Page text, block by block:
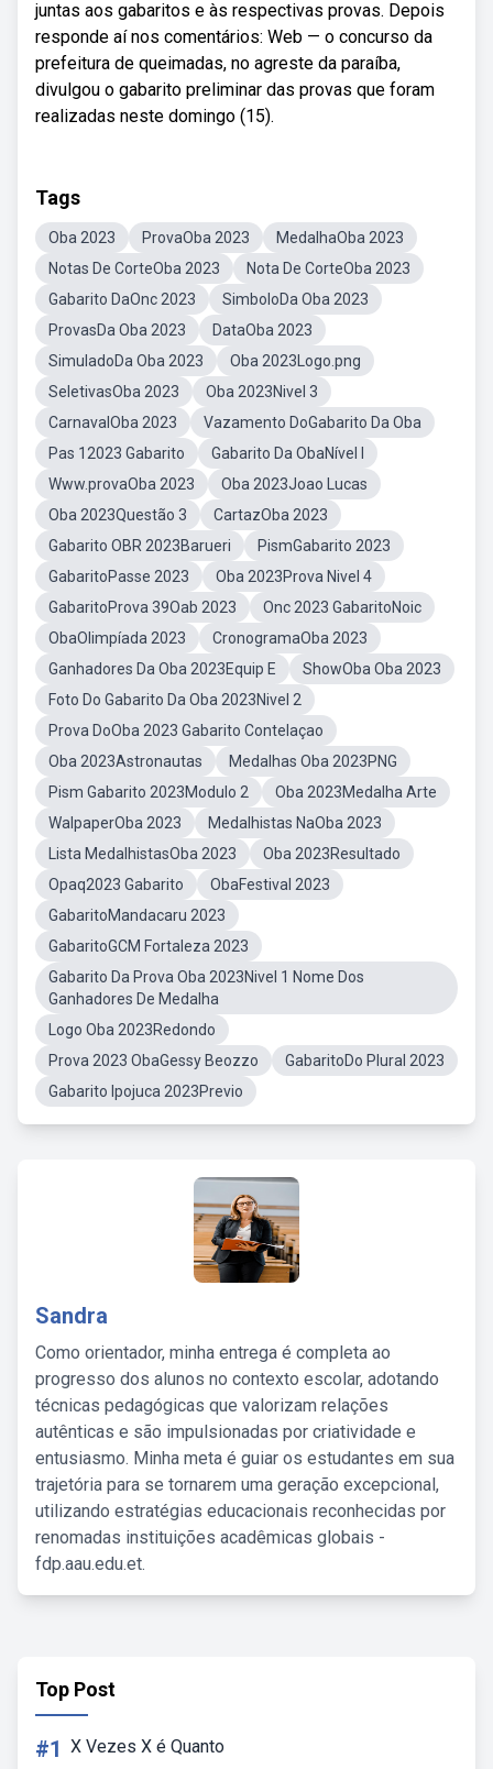
juntas aos gabaritos e às respectivas provas. Depois
responde aí nos comentários: Web — o concurso da
prefeitura de queimadas, no agreste da paraíba,
divulgou o gabarito preliminar das provas que foram
realizadas neste domingo (15).
Tags
Oba 2023 ProvaOba 2023
MedalhaOba 2023
Notas De CorteOba 2023
Nota De CorteOba 2023
Gabarito DaOnc 2023
SimboloDa Oba 2023
ProvasDa Oba 2023
DataOba 2023
SimuladoDa Oba 2023
Oba 2023Logo.png
SeletivasOba 2023
Oba 2023Nivel 3
CarnavalOba 2023
Vazamento DoGabarito Da Oba
Pas 12023 Gabarito
Gabarito Da ObaNível I
Www.provaOba 2023
Oba 2023Joao Lucas
Oba 2023Questão 3
CartazOba 2023
Gabarito OBR 2023Barueri
PismGabarito 2023
GabaritoPasse 2023
Oba 2023Prova Nivel 4
GabaritoProva 39Oab 2023
Onc 2023 GabaritoNoic
ObaOlimpíada 2023
CronogramaOba 2023
Ganhadores Da Oba 2023Equip E
ShowOba Oba 2023
Foto Do Gabarito Da Oba 2023Nivel 2
Prova DoOba 2023 Gabarito Contelaçao
Oba 2023Astronautas
Medalhas Oba 2023PNG
Pism Gabarito 2023Modulo 2
Oba 2023Medalha Arte
WalpaperOba 2023
Medalhistas NaOba 2023
Lista MedalhistasOba 2023
Oba 2023Resultado
Opaq2023 Gabarito
ObaFestival 2023
GabaritoMandacaru 2023
GabaritoGCM Fortaleza 2023
Gabarito Da Prova Oba 2023Nivel 1 Nome Dos
Ganhadores De Medalha
Logo Oba 2023Redondo
Prova 2023 ObaGessy Beozzo
GabaritoDo Plural 2023
Gabarito Ipojuca 2023Previo
Sandra
Como orientador, minha entrega é completa ao
progresso dos alunos no contexto escolar, adotando
técnicas pedagógicas que valorizam relações
autênticas e são impulsionadas por criatividade e
entusiasmo. Minha meta é guiar os estudantes em sua
trajetória para se tornarem uma geração excepcional,
utilizando estratégias educacionais reconhecidas por
renomadas instituições acadêmicas globais -
fdp.aau.edu.et.
Top Post
#1 X Vezes X é Quanto